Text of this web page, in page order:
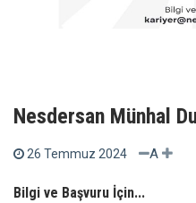
Nesdersan Münhal
26 Temmuz 2024 A
Bilgi ve Başvuru İçin...